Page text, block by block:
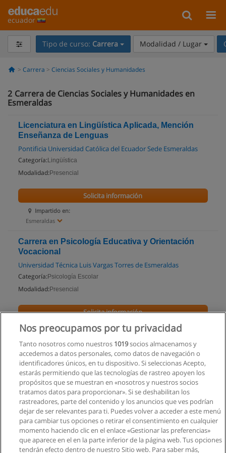
ecuador
Tipo de curso: Carrera Modalidad / Lugar
Carrera Ciencias Sociales y Humanidades
2 Carrera de Ciencias Sociales y Humanidades en
Esmeraldas
Licenciatura en Lingüística Aplicada, Mención
Enseñanza de Lenguas
Pontificia Universidad Católica del Ecuador Sede Esmeraldas
Categoría: Lingüística
Modalidad: Presencial
Impartido en:
Esmeraldas
Solicita información
Carrera en Psicología Educativa y Orientación
Vocacional
Universidad Técnica Luis Vargas Torres de Esmeraldas
Categoría: Psicología Escolar
Modalidad: Presencial
Impartido en:
Solicita información
Nos preocupamos por tu privacidad
Tanto nosotros como nuestros 1019socios almacenamos y
accedemos a datos personales, como datos de navegación o
identificadores únicos, en tu dispositivo. Si seleccionas Acepto,
estarás permitiendo que las tecnologías de rastreo apoyen los
propósitos que se muestran en «nosotros y nuestros socios
tratamos datos para proporcionar». Si se deshabilitan los
rastreadores, parte del contenido y los anuncios que ves podrían
dejar de ser relevantes para ti. Puedes volver a acceder a este menú
para cambiar tus opciones o retirar el consentimiento en cualquier
momento haciendo clic en el enlace «Gestionar las preferencias»
que aparece en el en la parte inferior de la página web. Tus opciones
tendrán efecto dentro de nuestro Sitio web. Para saber más,